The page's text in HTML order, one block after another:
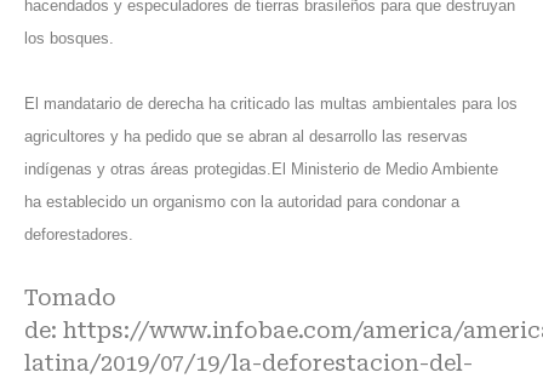
hacendados y especuladores de tierras brasileños para que destruyan
los bosques.
El mandatario de derecha ha criticado las multas ambientales para los
agricultores y ha pedido que se abran al desarrollo las reservas
indígenas y otras áreas protegidas.El Ministerio de Medio Ambiente
ha establecido un organismo con la autoridad para condonar a
deforestadores.
Tomado
de: https://www.infobae.com/america/
latina/2019/07/19/la-deforestacion-del-